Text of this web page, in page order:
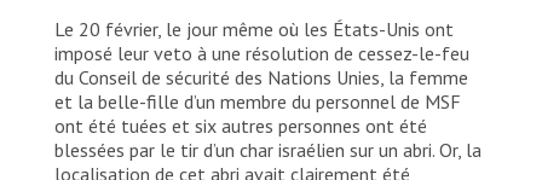
Le 20 février, le jour même où les États-Unis ont
imposé leur veto à une résolution de cessez-le-feu
du Conseil de sécurité des Nations Unies, la femme
et la belle-fille d’un membre du personnel de MSF
ont été tuées et six autres personnes ont été
blessées par le tir d’un char israélien sur un abri. Or, la
localisation de cet abri avait clairement été